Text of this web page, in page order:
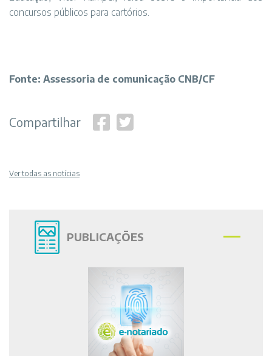
concursos públicos para cartórios.
Fonte: Assessoria de comunicação CNB/CF
Compartilhar
Ver todas as notícias
PUBLICAÇÕES